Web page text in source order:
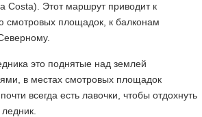
Costa). Этот маршрут приводит к
смотровых площадок, к балконам
это поднятые над землей
в местах смотровых площадок
всегда есть лавочки, чтобы отдохнуть